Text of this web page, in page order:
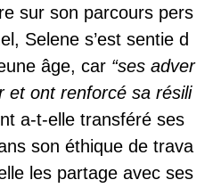
sur son parcours pers
Selene s’est sentie d
âge, car “ses adver
et ont renforcé sa résili
a-t-elle transféré ses
son éthique de trava
les partage avec ses